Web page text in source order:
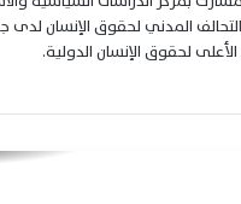
المدني لحقوق الإنسان لدى
الأعلى لحقوق الإنسان الدولية.
2026 يسجل 4005 جنيهات بالسوق المصرية
الأحد.. وعيار 14 يسجل